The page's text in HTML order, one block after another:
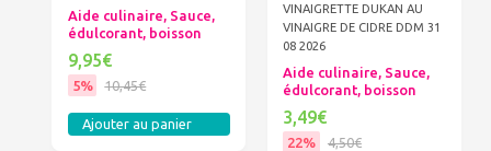
Aide culinaire, Sauce,
édulcorant, boisson
9,95€
5% 10,45€
Ajouter au panier
VINAIGRETTE DUKAN AU
VINAIGRE DE CIDRE DDM 31
08 2026
Aide culinaire, Sauce,
édulcorant, boisson
3,49€
22% 4,50€